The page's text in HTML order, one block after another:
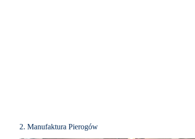
2. Manufaktura Pierogów